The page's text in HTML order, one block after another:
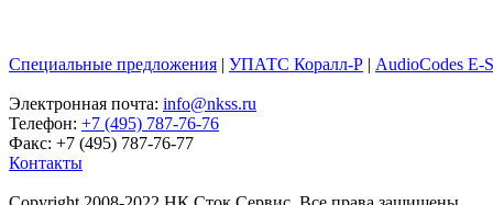
Специальные предложения | УПАТС Коралл-Р | AudioCodes E-
Электронная почта: info@nkss.ru
Телефон: +7 (495) 787-76-76
Факс: +7 (495) 787-76-77
Контакты